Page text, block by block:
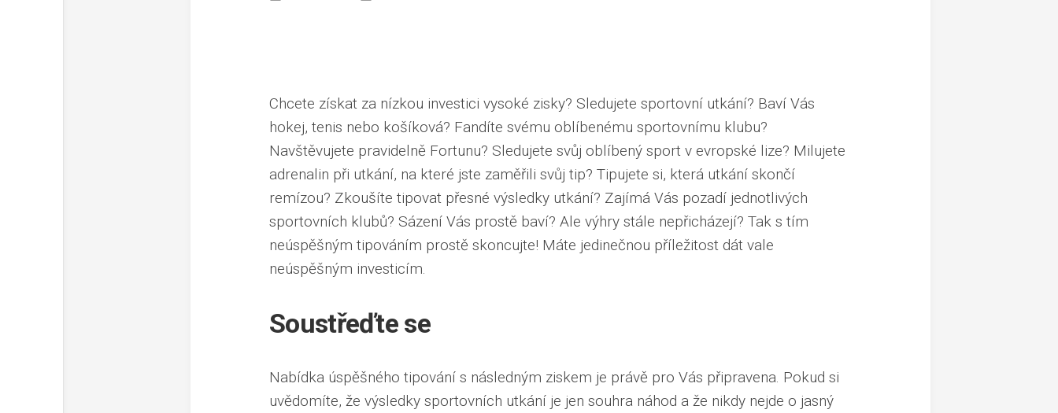
Chcete získat za nízkou investici vysoké zisky? Sledujete sportovní utkání? Baví Vás
hokej, tenis nebo košíková? Fandíte svému oblíbenému sportovnímu klubu?
Navštěvujete pravidelně Fortunu? Sledujete svůj oblíbený sport v evropské lize? Milujete
adrenalin při utkání, na které jste zaměřili svůj tip? Tipujete si, která utkání skončí
remízou? Zkoušíte tipovat přesné výsledky utkání? Zajímá Vás pozadí jednotlivých
sportovních klubů? Sázení Vás prostě baví? Ale výhry stále nepřicházejí? Tak s tím
neúspěšným tipováním prostě skoncujte! Máte jedinečnou příležitost dát vale
neúspěšným investicím.
Soustřeďte se
Nabídka úspěšného tipování s následným ziskem je právě pro Vás připravena. Pokud si
uvědomíte, že výsledky sportovních utkání je jen souhra náhod a že nikdy nejde o jasný